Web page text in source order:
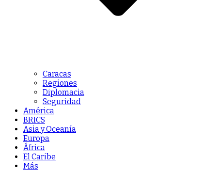
Caracas
Regiones
Diplomacia
Seguridad
América
BRICS
Asia y Oceanía
Europa
África
El Caribe
Más